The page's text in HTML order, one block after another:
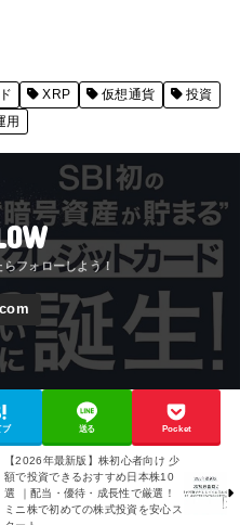
XRP 仮想通貨
投資
用
ブ 送る Pocket
【2026年最新版】株初心者向け 少
額で投資できるおすすめ日本株10
選 ｜配当・優待・成長性で厳選！
ミニ株で初めての株式投資を安心ス